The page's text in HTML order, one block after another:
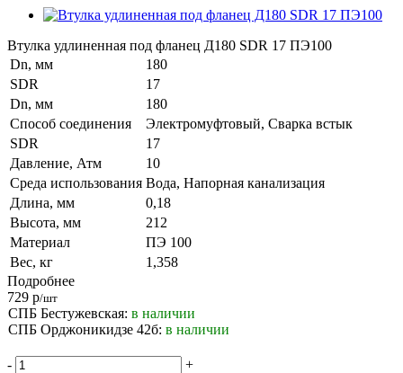
Втулка удлиненная под фланец Д180 SDR 17 ПЭ100
Dn, мм
180
SDR
17
Dn, мм
180
Способ соединения
Электромуфтовый, Сварка встык
SDR
17
Давление, Атм
10
Среда использования Вода, Напорная канализация
Длина, мм
0,18
Высота, мм
212
Материал
ПЭ 100
Вес, кг
1,358
Подробнее
729 р/шт
СПБ Бестужевская: в наличии
СПБ Орджоникидзе 42б: в наличии
-
+